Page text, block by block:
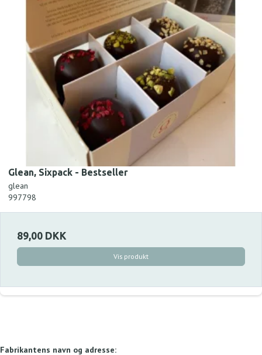
Glean, Sixpack - Bestseller
glean
997798
89,00 DKK
Vis produkt
Fabrikantens navn og adresse: